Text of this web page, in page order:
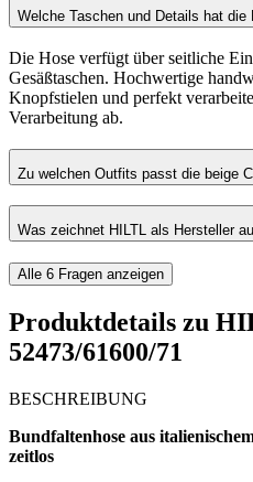
Welche Taschen und Details hat die
Die Hose verfügt über seitliche
Gesäßtaschen. Hochwertige
Knopfstielen und perfekt
Verarbeitung ab.
Zu welchen Outfits passt die beige
Was zeichnet HILTL als Hersteller
Alle 6 Fragen anzeigen
Produktdetails zu
52473/61600/71
BESCHREIBUNG
Bundfaltenhose aus
zeitlos